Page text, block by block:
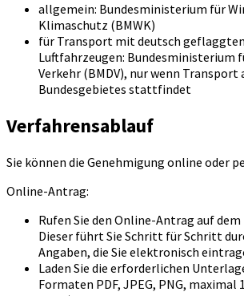
allgemein: Bundesministerium für
Klimaschutz (BMWK)
für Transport mit deutsch geflaggten
Luftfahrzeugen: Bundesministerium
Verkehr (BMDV), nur wenn Transport
Bundesgebietes stattfindet
Verfahrensablauf
Sie können die Genehmigung online oder
Online-Antrag:
Rufen Sie den Online-Antrag auf
Dieser führt Sie Schritt für Schritt
Angaben, die Sie elektronisch
Laden Sie die erforderlichen
Formaten PDF, JPEG, PNG, maximal